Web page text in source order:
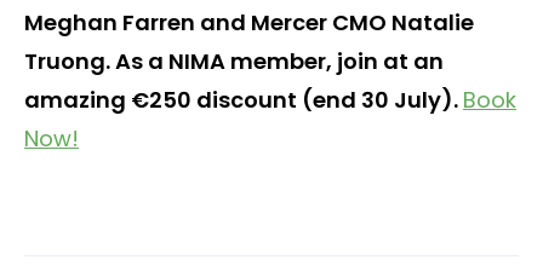
Meghan Farren and Mercer CMO Natalie
Truong. As a NIMA member, join at an
amazing €250 discount (end 30 July). Book
Now!